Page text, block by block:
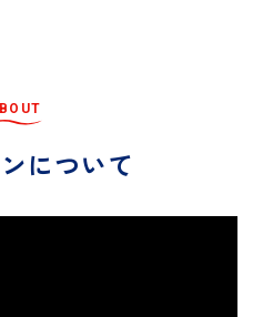
B O UT
ンについて